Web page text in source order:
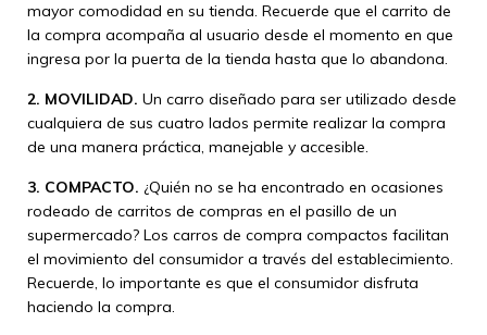
mayor comodidad en su tienda. Recuerde que el carrito de
la compra acompaña al usuario desde el momento en que
ingresa por la puerta de la tienda hasta que lo abandona.
2. MOVILIDAD. Un carro diseñado para ser utilizado desde
cualquiera de sus cuatro lados permite realizar la compra
de una manera práctica, manejable y accesible.
3. COMPACTO. ¿Quién no se ha encontrado en ocasiones
rodeado de carritos de compras en el pasillo de un
supermercado? Los carros de compra compactos facilitan
el movimiento del consumidor a través del establecimiento.
Recuerde, lo importante es que el consumidor disfruta
haciendo la compra.